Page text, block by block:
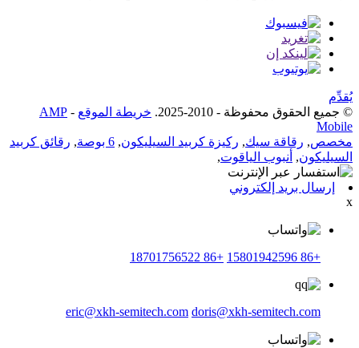
يُقدِّم
© جميع الحقوق محفوظة - 2010-2025.
خريطة الموقع -
AMP
Mobile
مخصص, رقاقة سيك, ركيزة كربيد السيليكون, 6 بوصة , رقائق كربيد
السيليكون, أنبوب الياقوت,
إرسال بريد إلكتروني
x
+86 15801942596
+86 18701756522
eric@xkh-semitech.com doris@xkh-semitech.com